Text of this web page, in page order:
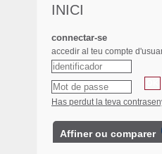
INICI
connectar-se
accedir al teu compte
Has perdut la teva
Affiner ou comparer